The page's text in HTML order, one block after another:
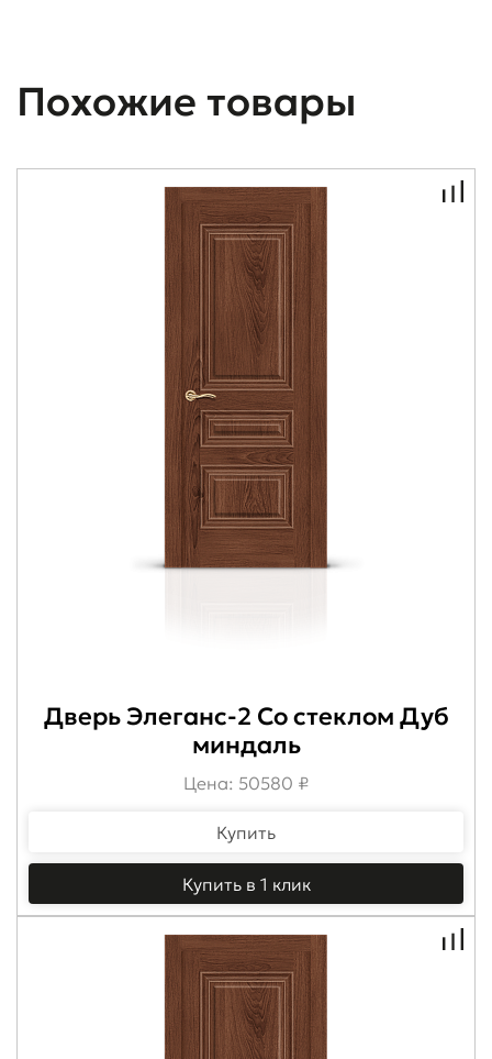
Похожие товары
Дверь Элеганс-2 Со стеклом Дуб
миндаль
Цена: 50580 ₽
Купить
Купить в 1 клик